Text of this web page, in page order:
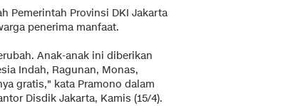
Pemerintah Provinsi DKI Jakarta
penerima manfaat.
Anak-anak ini diberikan
Indah, Ragunan, Monas,
gratis," kata Pramono dalam
Disdik Jakarta, Kamis (15/4).